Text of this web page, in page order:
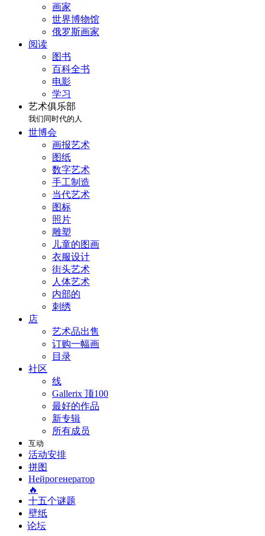
画家
世界博物馆
俄罗斯画家
阅读
图书
百科全书
电影
学习
艺术俱乐部
我们同时代的人
世博会
画报艺术
图纸
数字艺术
手工制造
当代艺术
图标
照片
雕塑
儿童的图画
衣服设计
街头艺术
人体艺术
内部的
刺绣
店
艺术品出售
订购一幅画
目录
社区
线
Gallerix 顶100
最好的作品
新专辑
所有成员
互动
活动安排
拼图
Нейрогенератор
🔥
十五个谜题
壁纸
论坛